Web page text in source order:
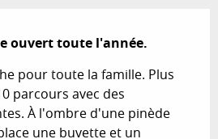
ouvert toute l'année.
pour toute la famille. Plus
parcours avec des
À l'ombre d'une pinède
une buvette et un